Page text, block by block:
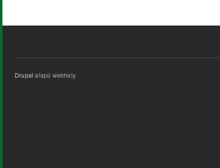
Drupal alapú webhely